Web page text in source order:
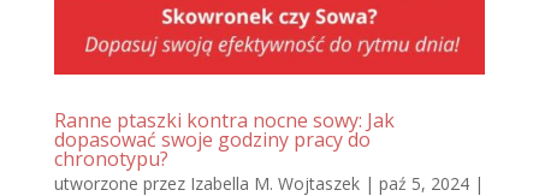
Ranne ptaszki kontra nocne sowy: Jak
dopasować swoje godziny pracy do
chronotypu?
utworzone przez Izabella M. Wojtaszek| paź 5, 2024|